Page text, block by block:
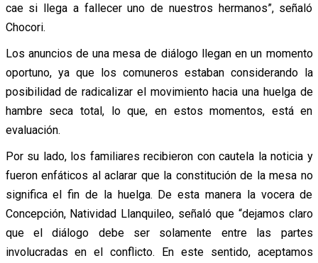
cae si llega a fallecer uno de nuestros hermanos”, señaló
Chocori.
Los anuncios de una mesa de diálogo llegan en un momento
oportuno, ya que los comuneros estaban considerando la
posibilidad de radicalizar el movimiento hacia una huelga de
hambre seca total, lo que, en estos momentos, está en
evaluación.
Por su lado, los familiares recibieron con cautela la noticia y
fueron enfáticos al aclarar que la constitución de la mesa no
significa el fin de la huelga. De esta manera la vocera de
Concepción, Natividad Llanquileo, señaló que “dejamos claro
que el diálogo debe ser solamente entre las partes
involucradas en el conflicto. En este sentido, aceptamos